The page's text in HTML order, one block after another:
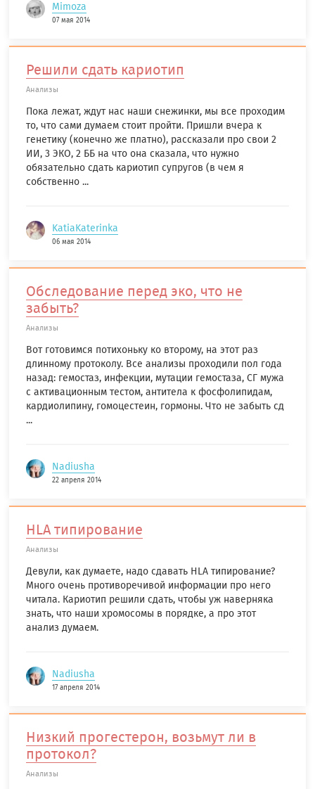
Mimoza
07 мая 2014
Решили сдать кариотип
Анализы
Пока лежат, ждут нас наши снежинки, мы все проходим
то, что сами думаем стоит пройти. Пришли вчера к
генетику (конечно же платно), рассказали про свои 2
ИИ, 3 ЭКО, 2 ББ на что она сказала, что нужно
обязательно сдать кариотип супругов (в чем я
собственно ...
KatiaKaterinka
06 мая 2014
Обследование перед эко, что не
забыть?
Анализы
Вот готовимся потихоньку ко второму, на этот раз
длинному протоколу. Все анализы проходили пол года
назад: гемостаз, инфекции, мутации гемостаза, СГ мужа
с активационным тестом, антитела к фосфолипидам,
кардиолипину, гомоцестеин, гормоны. Что не забыть сд
...
Nadiusha
22 апреля 2014
HLA типирование
Анализы
Девули, как думаете, надо сдавать HLA типирование?
Много очень противоречивой информации про него
читала. Кариотип решили сдать, чтобы уж наверняка
знать, что наши хромосомы в порядке, а про этот
анализ думаем.
Nadiusha
17 апреля 2014
Низкий прогестерон, возьмут ли в
протокол?
Анализы